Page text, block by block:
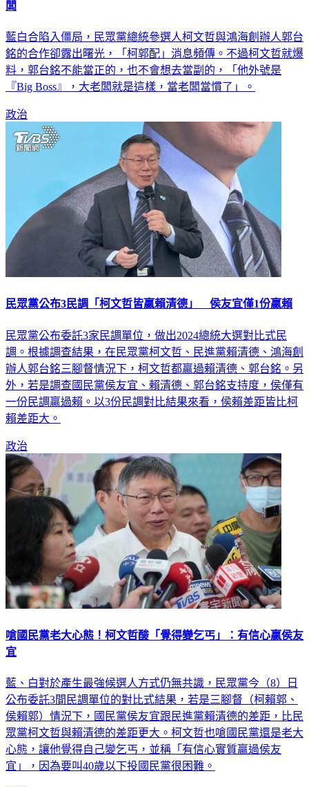
闆
藍白合陷入僵局，民眾黨總統參選人柯文哲與鴻海創辦人郭台
銘的合作卻露出曙光，「柯郭配」消息頻傳。不過柯文哲就爆
料，郭台銘不能當正的，也不會想去當副的，「他外號是
『Big Boss』，大老闆就是這樣，當老闆當慣了」。
政治
民眾黨公布3民調「柯文哲皆贏賴清德」 侯友宜僅1份贏賴
民眾黨公布委託3家民調單位，做出2024總統大選對比式民
調。根據調查結果，在民眾黨柯文哲、民進黨賴清德、鴻海創
辦人郭台銘三腳督情況下，柯文哲都贏過賴清德、郭台銘。另
外，若是調查國民黨侯友宜、賴清德、郭台銘支持度，侯僅有
一份民調贏過賴。以3份民調對比結果來看，侯賴差距皆比柯
賴差距大。
政治
嗆國民黨老大心態！柯文哲酸「覺得變乞丐」：有信心贏侯友
宜
藍、白對於產生最強候選人方式仍無共識，民眾黨今（8）日
公布委託3間民調單位的對比式結果，若是三腳督（柯賴郭、
侯賴郭）情況下，國民黨侯友宜跟民進黨賴清德的差距，比民
眾黨柯文哲與賴清德的差距更大。柯文哲也嗆國民黨還是老大
心態，讓他覺得自己變乞丐，並稱「有信心實質贏過侯友
宜」，因為要叫40歲以下投國民黨很困難。